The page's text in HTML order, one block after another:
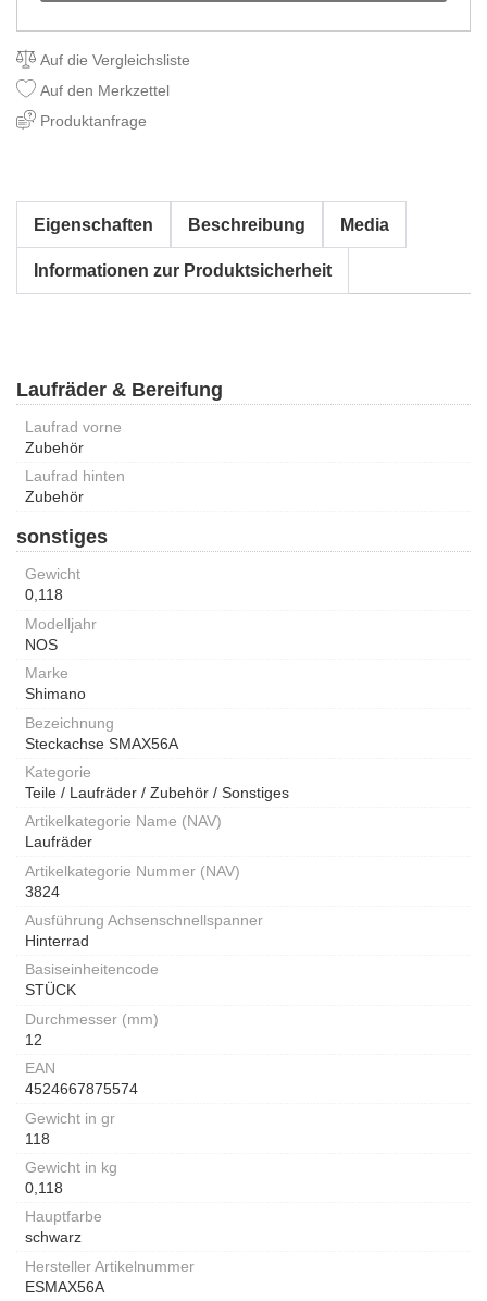
Auf die Vergleichsliste
Auf den Merkzettel
Produktanfrage
Eigenschaften Beschreibung Media
Informationen zur Produktsicherheit
Laufräder & Bereifung
Laufrad vorne
Zubehör
Laufrad hinten
Zubehör
sonstiges
Gewicht
0,118
Modelljahr
NOS
Marke
Shimano
Bezeichnung
Steckachse SMAX56A
Kategorie
Teile / Laufräder / Zubehör / Sonstiges
Artikelkategorie Name (NAV)
Laufräder
Artikelkategorie Nummer (NAV)
3824
Ausführung Achsenschnellspanner
Hinterrad
Basiseinheitencode
STÜCK
Durchmesser (mm)
12
EAN
4524667875574
Gewicht in gr
118
Gewicht in kg
0,118
Hauptfarbe
schwarz
Hersteller Artikelnummer
ESMAX56A